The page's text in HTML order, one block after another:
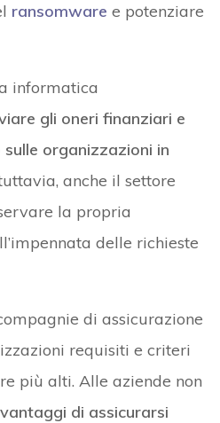
ransomware e potenziare
informatica
gli oneri finanziari e
organizzazioni in
anche il settore
la propria
delle richieste
di assicurazione
requisiti e criteri
più alti. Alle aziende non
di assicurarsi